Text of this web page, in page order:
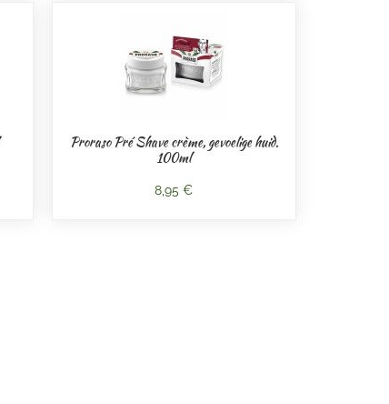
Proraso Pré Shave crème, gevoelige huid.
100ml
8,95 €